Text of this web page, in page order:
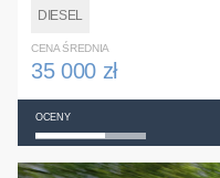
DIESEL
CENA ŚREDNIA
35 000 zł
OCENY